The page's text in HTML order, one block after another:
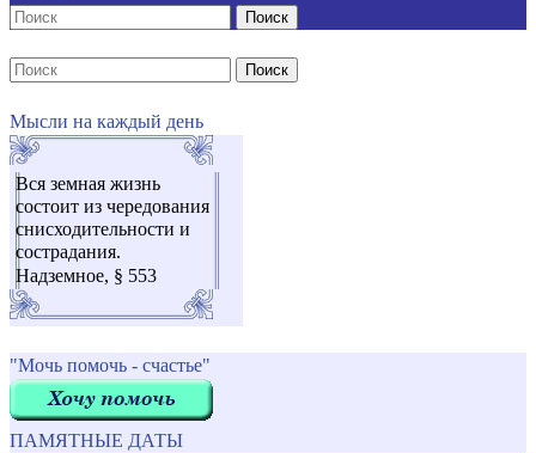
Поиск
Поиск
Мысли на каждый день
Вся земная жизнь
состоит из чередования
снисходительности и
сострадания.
Надземное, § 553
"Мочь помочь - счастье"
ПАМЯТНЫЕ ДАТЫ